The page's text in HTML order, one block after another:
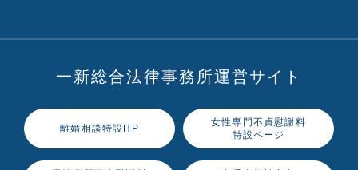
一新総合法律事務所運営サイト
離婚相談特設HP
女性専門不貞慰謝料
特設ページ